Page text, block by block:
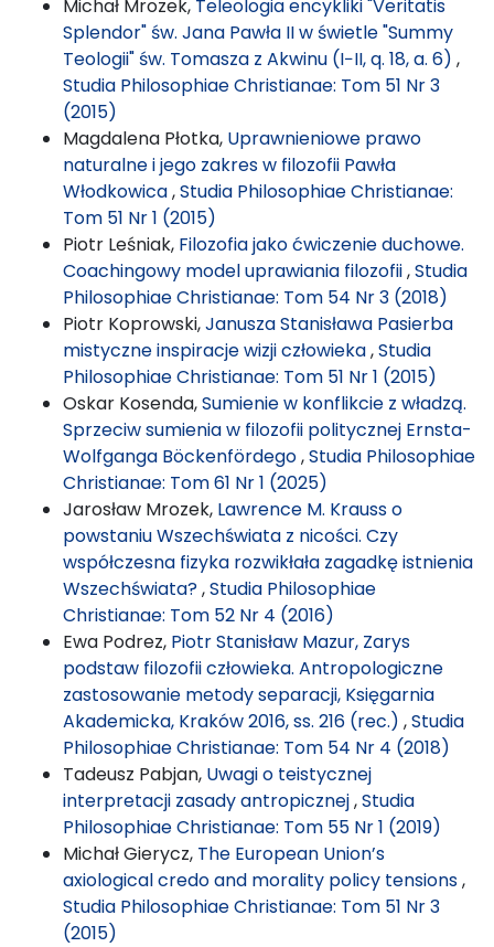
Michał Mrozek, Teleologia encykliki "Veritatis
Splendor" św. Jana Pawła II w świetle "Summy
Teologii" św. Tomasza z Akwinu (I−II, q. 18, a. 6) ,
Studia Philosophiae Christianae: Tom 51 Nr 3
(2015)
Magdalena Płotka, Uprawnieniowe prawo
naturalne i jego zakres w filozofii Pawła
Włodkowica,Studia Philosophiae Christianae:
Tom 51 Nr 1 (2015)
Piotr Leśniak, Filozofia jako ćwiczenie duchowe.
Coachingowy model uprawiania filozofii,Studia
Philosophiae Christianae: Tom 54 Nr 3 (2018)
Piotr Koprowski,Janusza Stanisława Pasierba
mistyczne inspiracje wizji człowieka,Studia
Philosophiae Christianae: Tom 51 Nr 1 (2015)
Oskar Kosenda,Sumienie w konflikcie z władzą.
Sprzeciw sumienia w filozofii politycznej Ernsta-
Wolfganga Böckenfördego,Studia Philosophiae
Christianae: Tom 61 Nr 1 (2025)
Jarosław Mrozek, Lawrence M. Krauss o
powstaniu Wszechświata z nicości. Czy
współczesna fizyka rozwikłała zagadkę istnienia
Wszechświata?,Studia Philosophiae
Christianae: Tom 52 Nr 4 (2016)
Ewa Podrez, Piotr Stanisław Mazur, Zarys
podstaw filozofii człowieka. Antropologiczne
zastosowanie metody separacji, Księgarnia
Akademicka, Kraków 2016, ss. 216 (rec.) ,Studia
Philosophiae Christianae: Tom 54 Nr 4 (2018)
Tadeusz Pabjan, Uwagi o teistycznej
interpretacji zasady antropicznej,Studia
Philosophiae Christianae: Tom 55 Nr 1 (2019)
Michał Gierycz, The European Union’s
axiological credo and morality policy tensions,
Studia Philosophiae Christianae: Tom 51 Nr 3
(2015)